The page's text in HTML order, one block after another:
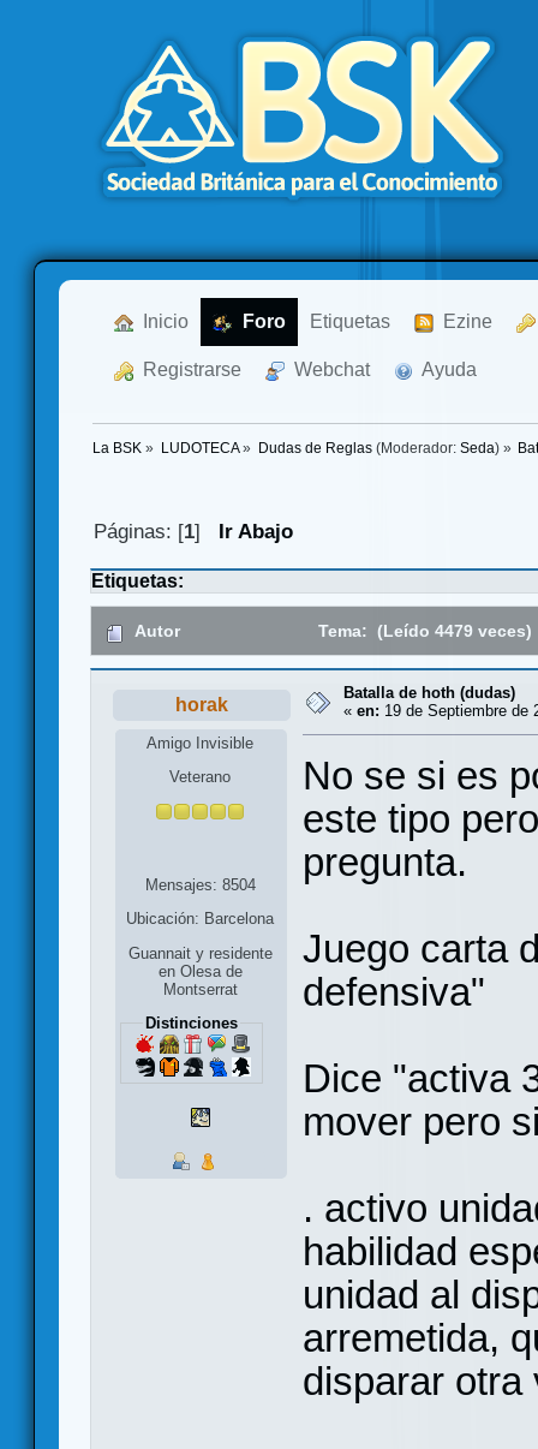
Inicio Foro Etiquetas Ezine
Registrarse Webchat Ayuda
La BSK » LUDOTECA» Dudas de Reglas(Moderador: Seda) »
Páginas: [1] Ir Abajo
Etiquetas:
Autor Tema: (Leído 4479 veces)
horak
Amigo Invisible
Veterano
Mensajes: 8504
Ubicación: Barcelona
Guannait y residente
en Olesa de
Montserrat
Distinciones
Batalla de hoth (dudas)
« en: 19 de Septiembre de
No se si es
este tipo
pregunta.
Juego carta
defensiva"
Dice "activa
mover pero
. activo
habilidad
unidad al
arremetida,
disparar otra